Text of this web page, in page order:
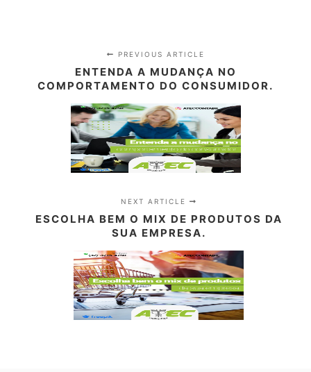
PREVIOUS ARTICLE
ENTENDA A MUDANÇA NO
COMPORTAMENTO DO CONSUMIDOR.
NEXT ARTICLE
ESCOLHA BEM O MIX DE PRODUTOS DA
SUA EMPRESA.